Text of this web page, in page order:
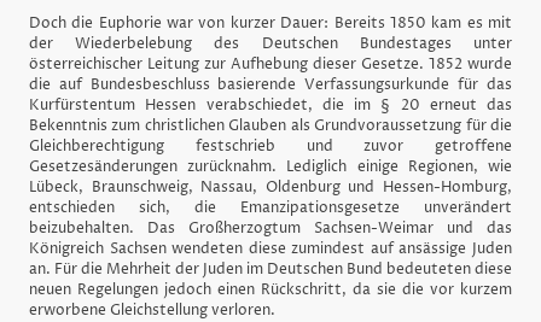
Doch die Euphorie war von kurzer Dauer: Bereits 1850 kam es mit
der Wiederbelebung des Deutschen Bundestages unter
österreichischer Leitung zur Aufhebung dieser Gesetze. 1852 wurde
die auf Bundesbeschluss basierende Verfassungsurkunde für das
Kurfürstentum Hessen verabschiedet, die im § 20 erneut das
Bekenntnis zum christlichen Glauben als Grundvoraussetzung für die
Gleichberechtigung festschrieb und zuvor getroffene
Gesetzesänderungen zurücknahm. Lediglich einige Regionen, wie
Lübeck, Braunschweig, Nassau, Oldenburg und Hessen-Homburg,
entschieden sich, die Emanzipationsgesetze unverändert
beizubehalten. Das Großherzogtum Sachsen-Weimar und das
Königreich Sachsen wendeten diese zumindest auf ansässige Juden
an. Für die Mehrheit der Juden im Deutschen Bund bedeuteten diese
neuen Regelungen jedoch einen Rückschritt, da sie die vor kurzem
erworbene Gleichstellung verloren.